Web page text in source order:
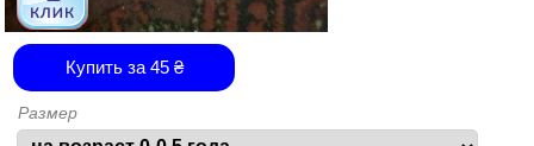
Купить за 45₴
Размер